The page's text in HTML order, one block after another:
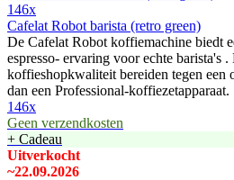
146x
Cafelat Robot barista (retro green)
De Cafelat Robot koffiemachine biedt
espresso- ervaring voor echte barista's
koffieshopkwaliteit bereiden tegen een
dan een Professional-koffiezetapparaat.
146x
Geen verzendkosten
+ Cadeau
Uitverkocht
~22.09.2026